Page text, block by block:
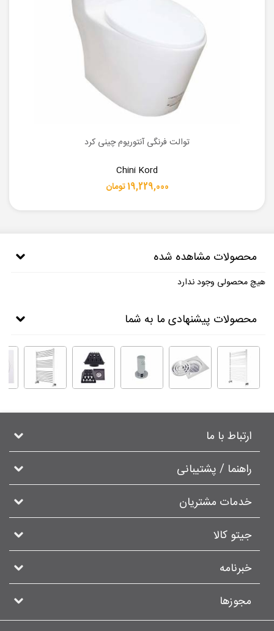
توالت فرنگی آنتوریوم چینی کرد
Chini Kord
19,229,000 تومان
محصولات مشاهده شده
هیچ محصولی وجود ندارد
محصولات پیشنهادی ما به شما
ارتباط با ما
راهنما / پشتیبانی
خدمات مشتریان
جیتو کالا
خبرنامه
مجوزها